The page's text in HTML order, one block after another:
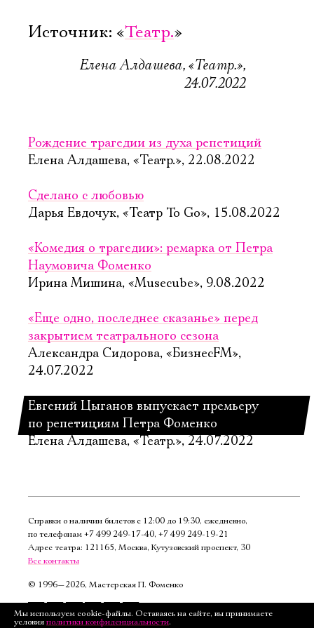
Источник: «Театр.»
Елена Алдашева, «Театр.»,
24.07.2022
Рождение трагедии из духа репетиций
Елена Алдашева, «Театр.», 22.08.2022
Сделано с любовью
Дарья Евдочук, «Театр To Go», 15.08.2022
«Комедия о трагедии»: ремарка от Петра
Наумовича Фоменко
Ирина Мишина, «Musecube», 9.08.2022
«Еще одно, последнее сказанье» перед
закрытием театрального сезона
Александра Сидорова, «БизнесFM»,
24.07.2022
Евгений Цыганов выпускает премьеру
по репетициям Петра Фоменко
Елена Алдашева, «Театр.», 24.07.2022
Справки о наличии билетов с 12:00 до 19:30, ежедневно,
по телефонам +7 499 249‑17‑40, +7 499 249‑19‑21
Адрес театра: 121165, Москва, Кутузовский проспект, 30
Все контакты
© 1996—2026, Мастерская П. Фоменко
Подписаться
Мы используем cookie-файлы. Оставаясь на сайте, вы принимаете
условия политики конфиденциальности.